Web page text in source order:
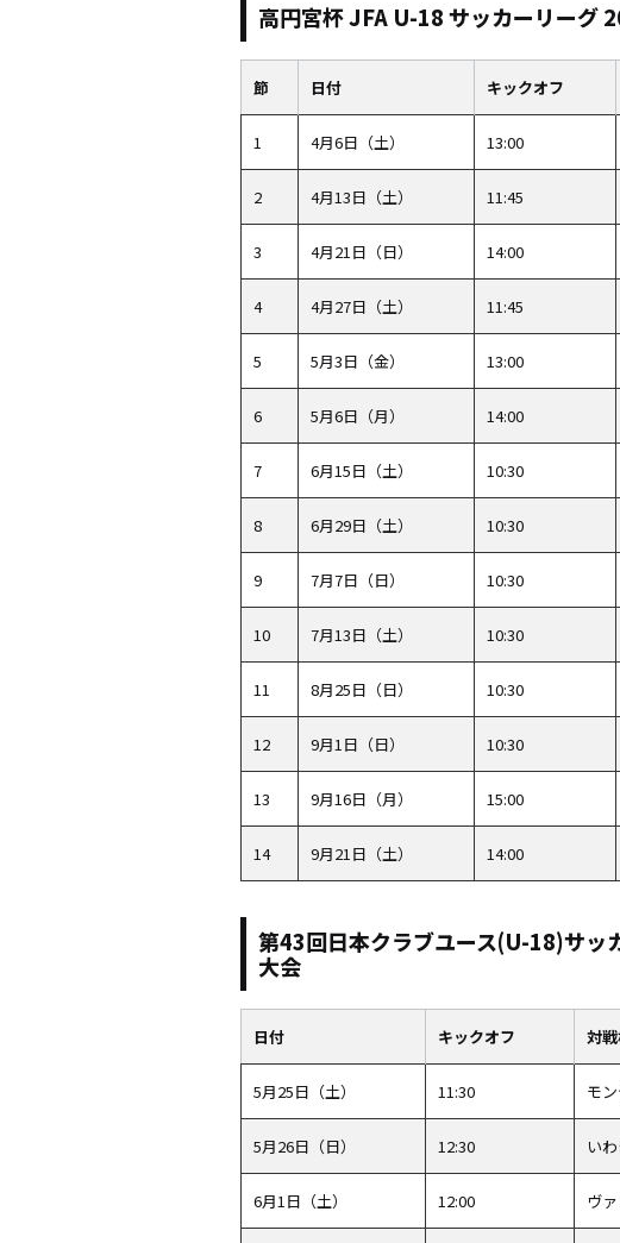
高円宮杯 JFA U-18 サッカーリーグ
節 日付 キックオフ
1 4月6日（土） 13:00
2 4月13日（土） 11:45
3 4月21日（日） 14:00
4 4月27日（土） 11:45
5 5月3日（金） 13:00
6 5月6日（月） 14:00
7 6月15日（土） 10:30
8 6月29日（土） 10:30
9 7月7日（日） 10:30
10 7月13日（土） 10:30
11 8月25日（日） 10:30
12 9月1日（日） 10:30
13 9月16日（月） 15:00
14 9月21日（土） 14:00
第43回日本クラブユース(U-18)サッ
大会
日付 キックオフ 対
5月25日（土） 11:30 モ
5月26日（日） 12:30 い
6月1日（土） 12:00 ヴ